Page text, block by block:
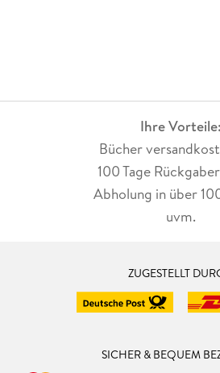
Ihre Vorteile:
Bücher
100 Tage
Abholung in über
uvm.
ZUGESTELLT
SICHER & BEQUEM